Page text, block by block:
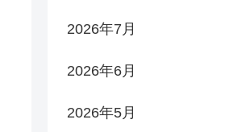
2026年7月
2026年6月
2026年5月